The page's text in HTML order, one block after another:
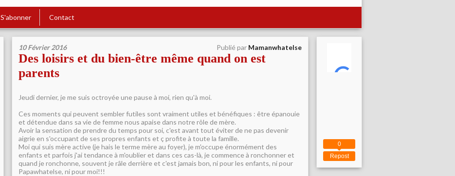
S'abonner Contact
10 Février 2016 Publié par Mamanwhatelse
Des loisirs et du bien-être même quand on est
parents
Jeudi dernier, je me suis octroyée une pause à moi, rien qu'à moi.
Ces moments qui peuvent sembler futiles sont vraiment utiles et bénéfiques : être épanouie
et détendue dans sa vie de femme nous apaise dans notre rôle de mère.
Avoir la sensation de prendre du temps pour soi, c'est avant tout éviter de ne pas devenir
aigrie en s'occupant de ses propres enfants et ç profite à toute la famille.
Moi qui suis mère active (je hais le terme mère au foyer), je m'occupe énormément des
enfants et parfois j'ai tendance à m'oublier et dans ces cas-là, je commence à ronchonner et
quand je ronchonne, souvent je râle derrière et c'est jamais bon, ni pour les enfants, ni pour
Papawhatelse, ni pour moi!!!
Repost
0